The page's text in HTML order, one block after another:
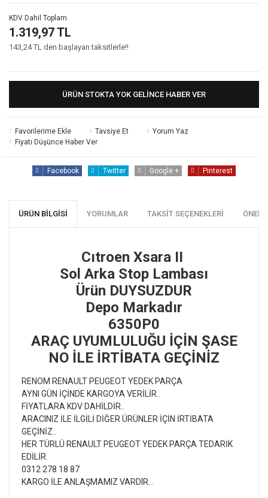
KDV Dahil Toplam
1.319,97 TL
143,24 TL den başlayan taksitlerle!!
ÜRÜN STOKTA YOK GELINCE HABER VER
Tavsiye Et
Yorum Yaz
Fiyatı Düşünce Haber Ver
Facebook Twitter Google + Pinterest
ÜRÜN BILGISI YORUMLAR TAKSIT SEÇENEKLERI
Cıtroen Xsara II
Sol Arka Stop Lambası
Ürün DUYSUZDUR
Depo Markadır
6350P0
ARAÇ UYUMLULUĞU İÇİN ŞASE
NO İLE İRTİBATA GEÇİNİZ
RENOM RENAULT PEUGEOT YEDEK PARÇA
AYNI GÜN İÇİNDE KARGOYA VERİLİR..
FİYATLARA KDV DAHİLDİR..
ARACINIZ İLE İLGİLİ DİĞER ÜRÜNLER İÇİN İRTİBATA
GEÇİNİZ..
HER TÜRLÜ RENAULT PEUGEOT YEDEK PARÇA TEDARİK
EDİLİR.
0312 278 18 87
KARGO İLE ANLAŞMAMIZ VARDIR...